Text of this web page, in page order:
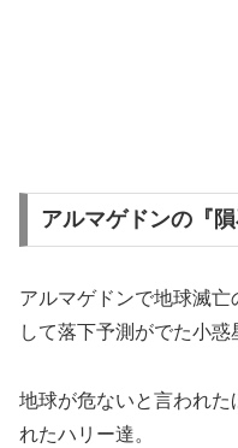
アルマゲドンの『
アルマゲドンで地球滅
して落下予測がでた小惑
地球が危ないと言われた
れたハリー達。